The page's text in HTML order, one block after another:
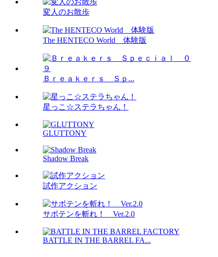
変人のお散歩
The HENTECO World 体験版
Ｂｒｅａｋｅｒｓ Ｓｐ...
星っこ☆ステラちゃん！
GLUTTONY
Shadow Break
試作アクション
サボテンを斬れ！ Ver.2.0
BATTLE IN THE BARREL FA...